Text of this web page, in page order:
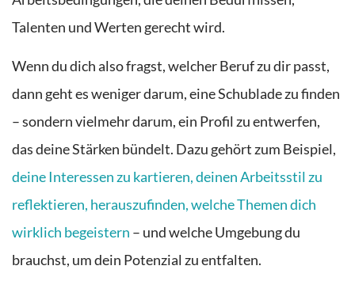
Talenten und Werten gerecht wird.
Wenn du dich also fragst, welcher Beruf zu dir passt,
dann geht es weniger darum, eine Schublade zu finden
– sondern vielmehr darum, ein Profil zu entwerfen,
das deine Stärken bündelt. Dazu gehört zum Beispiel,
deine Interessen zu kartieren, deinen Arbeitsstil zu
reflektieren, herauszufinden, welche Themen dich
wirklich begeistern – und welche Umgebung du
brauchst, um dein Potenzial zu entfalten.